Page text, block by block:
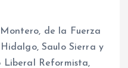
de la Fuerza
Saulo Sierra y
Liberal Reformista,